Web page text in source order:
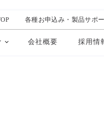
会社概要 採用情
各種お申込み・製品サポ